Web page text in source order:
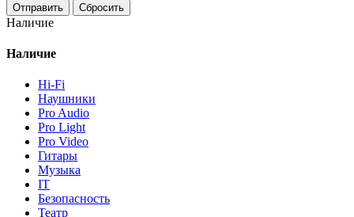
Отправить Сбросить
Наличие
Наличие
Hi-Fi
Наушники
Pro Audio
Pro Light
Pro Video
Гитары
Музыка
IT
Безопасность
Театр